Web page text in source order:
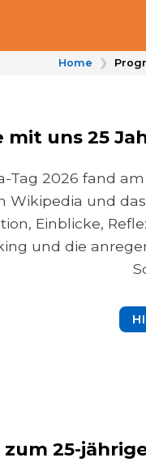
Home ❯
mit uns 25
Tag 2026 fand
Wikipedia und
Einblicke,
und die
25-